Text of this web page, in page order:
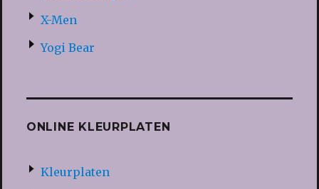
X-Men
Yogi Bear
ONLINE KLEURPLATEN
Kleurplaten